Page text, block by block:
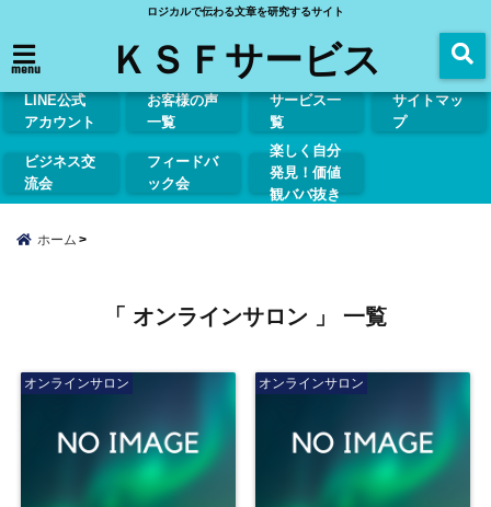
ロジカルで伝わる文章を研究するサイト
menu ＫＳＦサービス
LINE公式
アカウント
お客様の声
一覧
サービス一
覧
サイトマッ
プ
ビジネス交
流会
フィードバ
ック会
楽しく自分
発見！価値
観ババ抜き
ホーム
「 オンラインサロン 」 一覧
オンラインサロン オンラインサロン